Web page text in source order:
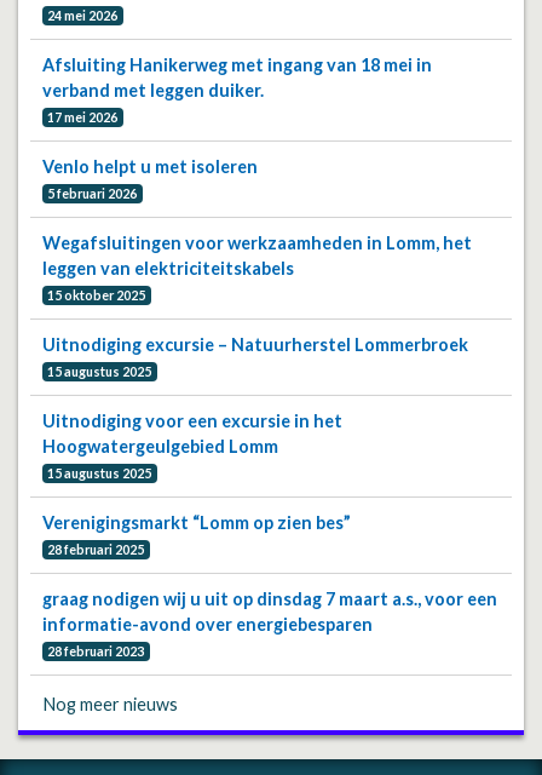
24 mei 2026
Afsluiting Hanikerweg met ingang van 18 mei in
verband met leggen duiker.
17 mei 2026
Venlo helpt u met isoleren
5 februari 2026
Wegafsluitingen voor werkzaamheden in Lomm, het
leggen van elektriciteitskabels
15 oktober 2025
Uitnodiging excursie – Natuurherstel Lommerbroek
15 augustus 2025
Uitnodiging voor een excursie in het
Hoogwatergeulgebied Lomm
15 augustus 2025
Verenigingsmarkt “Lomm op zien bes”
28 februari 2025
graag nodigen wij u uit op dinsdag 7 maart a.s., voor een
informatie-avond over energiebesparen
28 februari 2023
Nog meer nieuws